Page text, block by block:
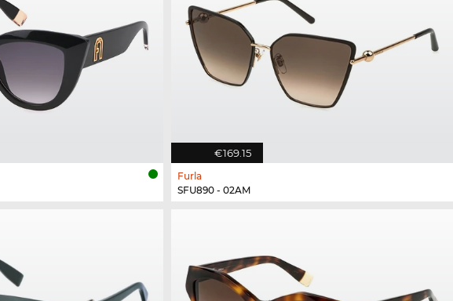
€169.15
Furla
SFU890 - 02AM